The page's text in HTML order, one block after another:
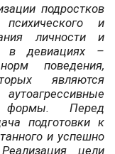
подростков
и
личности и
в девиациях –
поведения,
являются
формы. Перед
подготовки к
и успешно
цели